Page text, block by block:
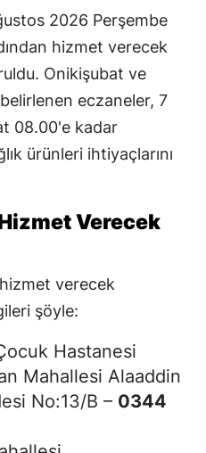
2026 Perşembe
hizmet verecek
Onikişubat ve
eczaneler, 7
08.00'e kadar
ürünleri ihtiyaçlarını
Verecek
verecek
şöyle:
Hastanesi
Mahallesi Alaaddin
No:13/B – 0344